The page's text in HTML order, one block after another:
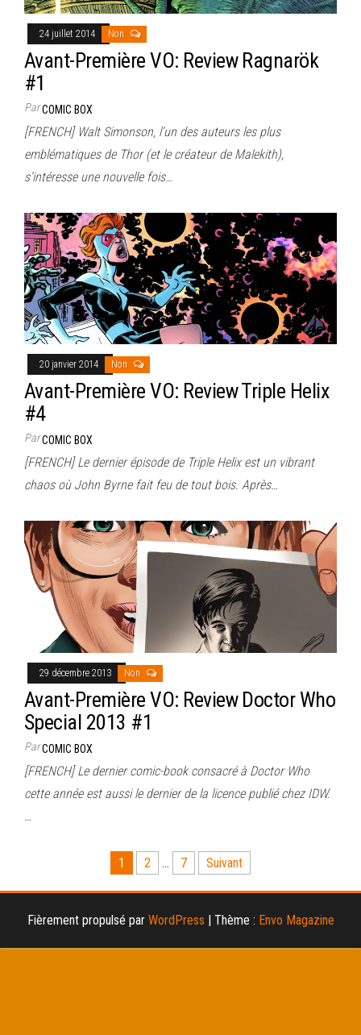
24 juillet 2014 Non
Avant-Première VO: Review Ragnarök
#1
ParCOMIC BOX
[FRENCH] Walt Simonson, l’un des auteurs les plus
emblématiques de Thor (et le créateur de Malekith),
s’intéresse une nouvelle fois…
20 janvier 2014 Non
Avant-Première VO: Review Triple Helix
#4
ParCOMIC BOX
[FRENCH] Le dernier épisode de Triple Helix est un vibrant
chaos où John Byrne fait feu de tout bois. Après…
29 décembre 2013 Non
Avant-Première VO: Review Doctor Who
Special 2013 #1
ParCOMIC BOX
[FRENCH] Le dernier comic-book consacré à Doctor Who
cette année est aussi le dernier de la licence publié chez IDW.
…
des
publications
1 2 … 7 Suivant
Fièrement propulsé par WordPress Thème : Envo Magazine